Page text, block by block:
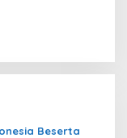
Beserta